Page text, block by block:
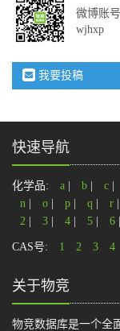
微博账号
wjhxp
我要投稿
快速导航
化学品: a b c
n
o p q r
2
3 4 5 6
CAS号: 1 2 3 4
关于物竞
物竞数据库是一个全